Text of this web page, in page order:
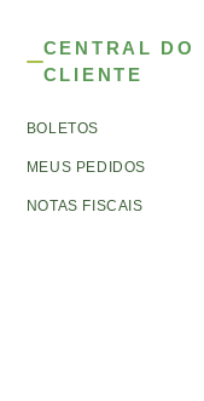
CENTRAL DO
CLIENTE
BOLETOS
MEUS PEDIDOS
NOTAS FISCAIS